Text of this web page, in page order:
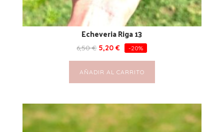
Echeveria Riga 13
6,50€ 5,20€ -20%
AÑADIR AL CARRITO